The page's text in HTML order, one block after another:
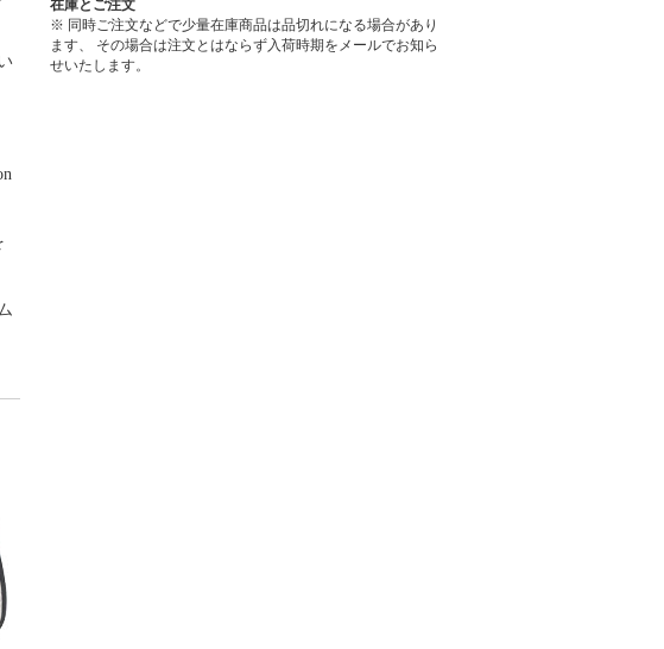
在庫とご注文
※ 同時ご注文などで少量在庫商品は品切れになる場合があり
ます、 その場合は注文とはならず入荷時期をメールでお知ら
せいたします。